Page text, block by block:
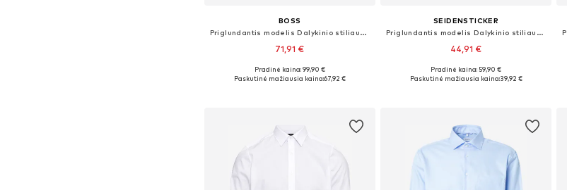
BOSS
Priglundantis modelis Dalykinio stiliaus marškiniai 'Hank'
71,91 €
Galimi dydžiai: 38, 39, 40, 42, 43, 44
Pradinė kaina: 99,90 €
Paskutinė mažiausia kaina:67,92 €
SEIDENSTICKER
Priglundantis modelis Dalykinio stiliaus marškiniai
44,91 €
Yra daugybė dydžių
Pradinė kaina: 59,90 €
Paskutinė mažiausia kaina:39,92 €